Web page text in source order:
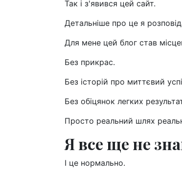
Так і з'явився цей сайт.
Детальніше про це я
Для мене цей блог став
Без прикрас.
Без історій про миттєвий
Без обіцянок легких
Просто реальний шлях
Я все ще не
І це нормально.